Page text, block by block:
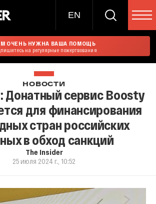
EN
ОЧЕНЬ НУЖНА ВАША ПОМОЩЬ
на регулярные пожертвования
НОВОСТИ
Донатный сервис Boosty
для финансирования
стран российских
в обход санкций
The Insider
25 июля 2024 г., 10:52